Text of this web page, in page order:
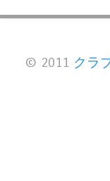
© 2011 クラ